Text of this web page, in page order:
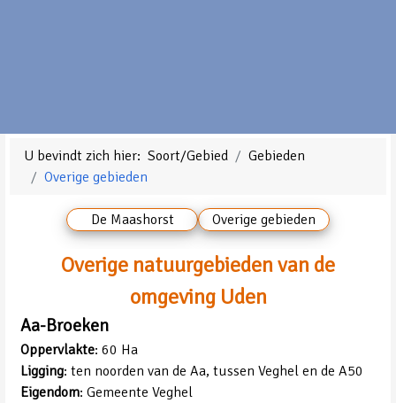
U bevindt zich hier:Soort/Gebied
Gebieden
Overige gebieden
De Maashorst Overige gebieden
Overige natuurgebieden van de
omgeving Uden
Aa-Broeken
Oppervlakte: 60 Ha
Ligging: ten noorden van de Aa, tussen Veghel en de A50
Eigendom: Gemeente Veghel